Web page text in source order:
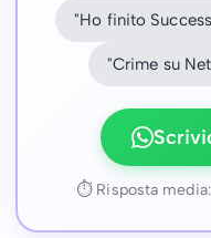
"Ho finito
"Crime su
⏱ Risposta media: